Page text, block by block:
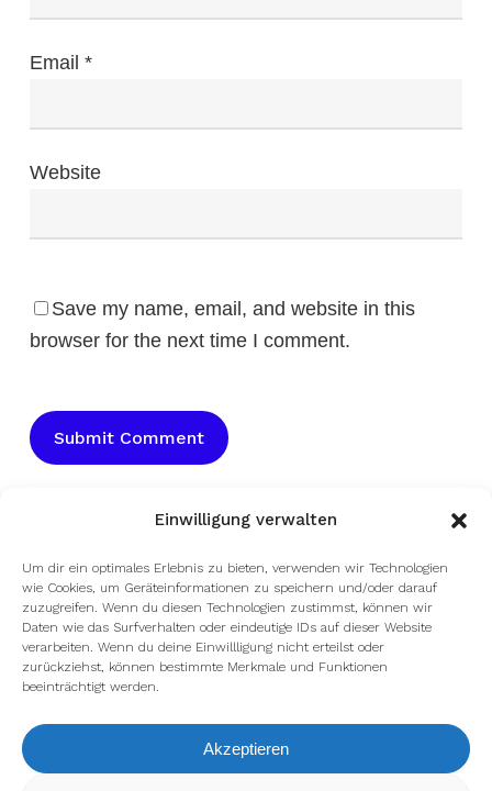
Einwilligung verwalten
Um dir ein optimales Erlebnis zu bieten, verwenden wir Technologien
wie Cookies, um Geräteinformationen zu speichern und/oder darauf
zuzugreifen. Wenn du diesen Technologien zustimmst, können wir
Daten wie das Surfverhalten oder eindeutige IDs auf dieser Website
verarbeiten. Wenn du deine Einwillligung nicht erteilst oder
zurückziehst, können bestimmte Merkmale und Funktionen
beeinträchtigt werden.
Akzeptieren
Email *
Website
Save my name, email, and website in this
browser for the next time I comment.
facebook youtube instagram spotify twitch